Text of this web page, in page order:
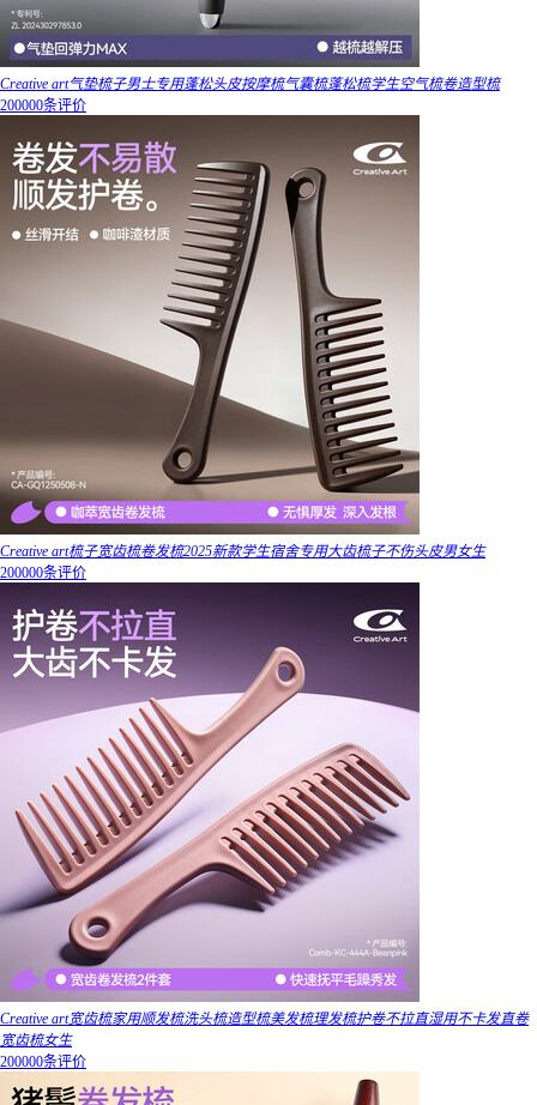
Creative art气垫梳子男士专用蓬松头皮按摩梳气囊梳蓬松梳学生空气梳卷造型梳
200000条评价
Creative art梳子宽齿梳卷发梳2025新款学生宿舍专用大齿梳子不伤头皮男女生
200000条评价
Creative art宽齿梳家用顺发梳洗头梳造型梳美发梳理发梳护卷不拉直湿用不卡发直卷
宽齿梳女生
200000条评价